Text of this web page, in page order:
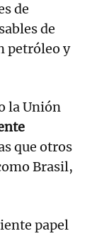
de
de
petróleo y
la Unión
que otros
Brasil,
papel